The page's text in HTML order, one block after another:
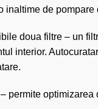
inaltime de
doua filtre – un
interior.
– permite optimizarea